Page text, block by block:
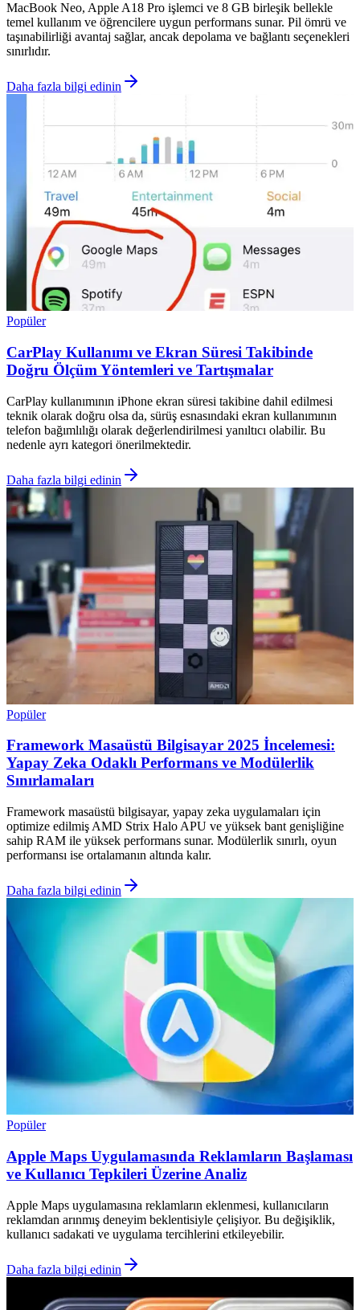
MacBook Neo, Apple A18 Pro işlemci ve 8 GB birleşik bellekle
temel kullanım ve öğrencilere uygun performans sunar. Pil ömrü ve
taşınabilirliği avantaj sağlar, ancak depolama ve bağlantı seçenekleri
sınırlıdır.
Daha fazla bilgi edinin
Popüler
CarPlay Kullanımı ve Ekran Süresi Takibinde
Doğru Ölçüm Yöntemleri ve Tartışmalar
CarPlay kullanımının iPhone ekran süresi takibine dahil edilmesi
teknik olarak doğru olsa da, sürüş esnasındaki ekran kullanımının
telefon bağımlılığı olarak değerlendirilmesi yanıltıcı olabilir. Bu
nedenle ayrı kategori önerilmektedir.
Daha fazla bilgi edinin
Popüler
Framework Masaüstü Bilgisayar 2025 İncelemesi:
Yapay Zeka Odaklı Performans ve Modülerlik
Sınırlamaları
Framework masaüstü bilgisayar, yapay zeka uygulamaları için
optimize edilmiş AMD Strix Halo APU ve yüksek bant genişliğine
sahip RAM ile yüksek performans sunar. Modülerlik sınırlı, oyun
performansı ise ortalamanın altında kalır.
Daha fazla bilgi edinin
Popüler
Apple Maps Uygulamasında Reklamların Başlaması
ve Kullanıcı Tepkileri Üzerine Analiz
Apple Maps uygulamasına reklamların eklenmesi, kullanıcıların
reklamdan arınmış deneyim beklentisiyle çelişiyor. Bu değişiklik,
kullanıcı sadakati ve uygulama tercihlerini etkileyebilir.
Daha fazla bilgi edinin